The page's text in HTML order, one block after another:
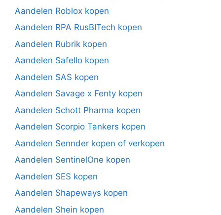
Aandelen Roblox kopen
Aandelen RPA RusBITech kopen
Aandelen Rubrik kopen
Aandelen Safello kopen
Aandelen SAS kopen
Aandelen Savage x Fenty kopen
Aandelen Schott Pharma kopen
Aandelen Scorpio Tankers kopen
Aandelen Sennder kopen of verkopen
Aandelen SentinelOne kopen
Aandelen SES kopen
Aandelen Shapeways kopen
Aandelen Shein kopen